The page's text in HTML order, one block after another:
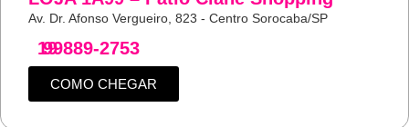
Av. Dr. Afonso Vergueiro, 823 - Centro Sorocaba/SP
19
99889-2753
COMO CHEGAR